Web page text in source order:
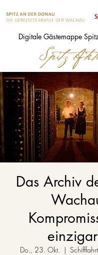
Digitale Gästemappe
Das Archiv
Do., 23. Okt.
  |